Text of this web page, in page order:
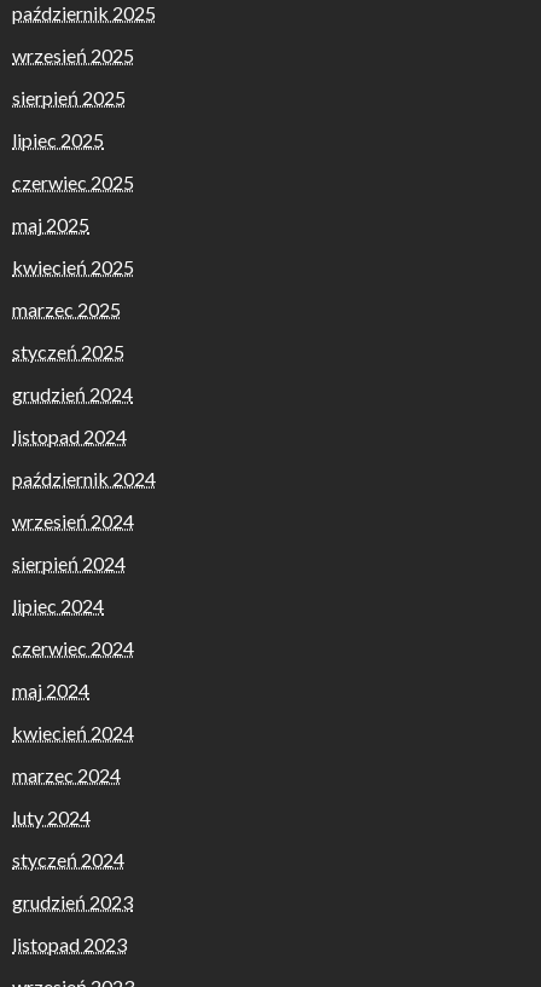
październik 2025
wrzesień 2025
sierpień 2025
lipiec 2025
czerwiec 2025
maj 2025
kwiecień 2025
marzec 2025
styczeń 2025
grudzień 2024
listopad 2024
październik 2024
wrzesień 2024
sierpień 2024
lipiec 2024
czerwiec 2024
maj 2024
kwiecień 2024
marzec 2024
luty 2024
styczeń 2024
grudzień 2023
listopad 2023